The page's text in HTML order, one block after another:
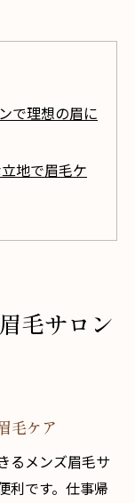
で理想の眉に
地で眉毛ケ
に最適な眉
トリートメ
明と対応
眉毛の新常
変化とは
毛サロン
毛ケア
るメンズ眉毛サ
利です。仕事帰